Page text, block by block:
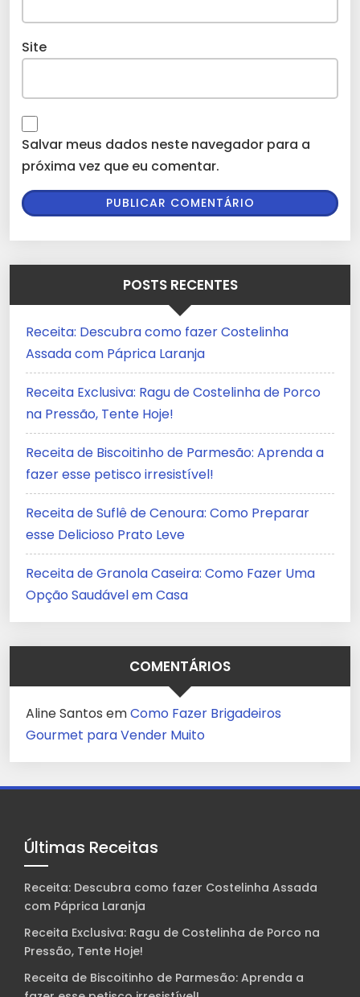
Site
Salvar meus dados neste navegador para a
próxima vez que eu comentar.
POSTS RECENTES
Receita: Descubra como fazer Costelinha
Assada com Páprica Laranja
Receita Exclusiva: Ragu de Costelinha de Porco
na Pressão, Tente Hoje!
Receita de Biscoitinho de Parmesão: Aprenda a
fazer esse petisco irresistível!
Receita de Suflê de Cenoura: Como Preparar
esse Delicioso Prato Leve
Receita de Granola Caseira: Como Fazer Uma
Opção Saudável em Casa
COMENTÁRIOS
Aline Santos emComo Fazer Brigadeiros
Gourmet para Vender Muito
Últimas Receitas
Receita: Descubra como fazer Costelinha Assada
com Páprica Laranja
Receita Exclusiva: Ragu de Costelinha de Porco na
Pressão, Tente Hoje!
Receita de Biscoitinho de Parmesão: Aprenda a